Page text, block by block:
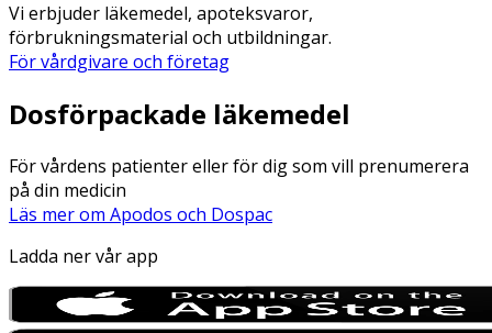
Vi erbjuder läkemedel, apoteksvaror,
förbrukningsmaterial och utbildningar.
För vårdgivare och företag
Dosförpackade läkemedel
För vårdens patienter eller för dig som vill prenumerera
på din medicin
Läs mer om Apodos och Dospac
Ladda ner vår app